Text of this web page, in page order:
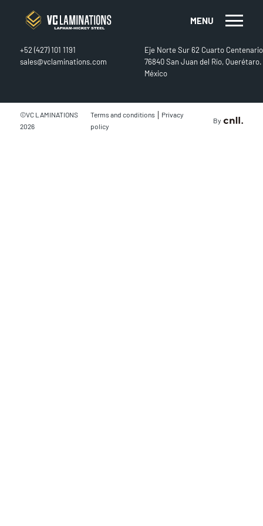
MENU
CONTACT
+52 (427) 101 1191
sales@vclaminations.com
Eje Norte Sur 62 Cuarto Centenario
76840 San Juan del Río, Querétaro.
México
©VC LAMINATIONS
2026
Terms and conditions | Privacy
policy
By